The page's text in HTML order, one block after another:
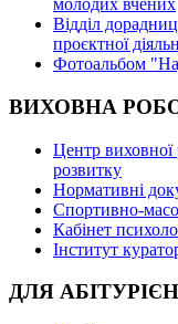
молодих вчених
Відділ
проєктної
Фотоальбом
ВИХОВНА
Центр виховної
розвитку
Нормативні
Спортивно-
Кабінет
Інститут
ДЛЯ